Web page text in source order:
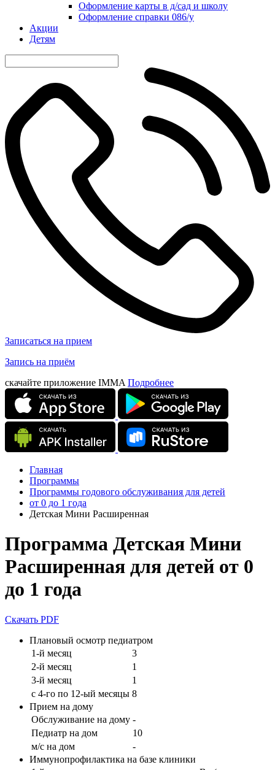
Оформление карты в д/сад и школу
Оформление справки 086/у
Акции
Детям
Записаться на прием
Запись на приём
скачайте приложение IMMA Подробнее
Главная
Программы
Программы годового обслуживания для детей
от 0 до 1 года
Детская Мини Раcширенная
Программа Детская Мини
Раcширенная для детей от 0
до 1 года
Скачать PDF
Плановый осмотр педиатром
1-й месяц
3
2-й месяц
1
3-й месяц
1
с 4-го по 12-ый месяцы 8
Прием на дому
Обслуживание на дому -
Педиатр на дом
10
м/с на дом
-
Иммунопрофилактика на базе клиники